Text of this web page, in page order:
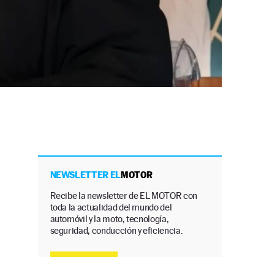
NEWSLETTER ELMOTOR
Recibe la newsletter de EL MOTOR con
toda la actualidad del mundo del
automóvil y la moto, tecnología,
seguridad, conducción y eficiencia.